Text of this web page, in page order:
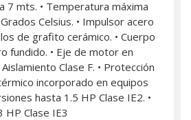
7 mts. • Temperatura máxima
Celsius. • Impulsor acero
de grafito cerámico. • Cuerpo
fundido. • Eje de motor en
Clase F. • Protección
incorporado en equipos
hasta 1.5 HP Clase IE2. •
HP Clase IE3